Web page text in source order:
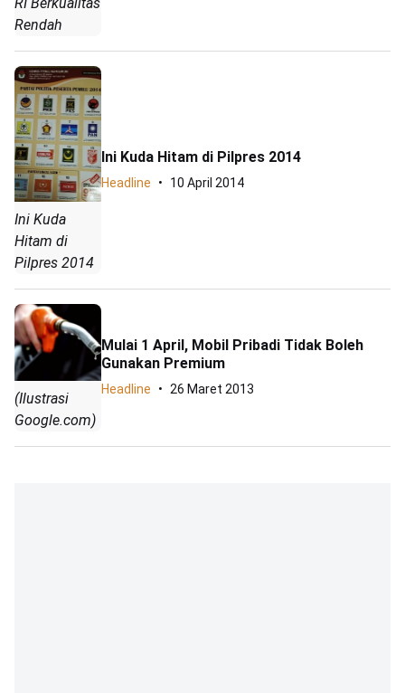
Rendah
Ini Kuda
Hitam di
Pilpres 2014
Ini Kuda Hitam di Pilpres 2014
Headline 10 April 2014
(Ilustrasi
Google.com)
Mulai 1 April, Mobil Pribadi Tidak Boleh
Gunakan Premium
Headline 26 Maret 2013